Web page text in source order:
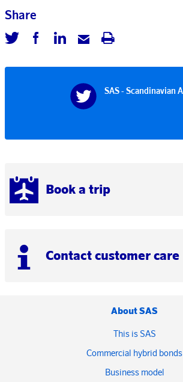
Book a trip
Contact customer care
Share
SAS - Scandinavian
About SAS
This is SAS
Commercial hybrid bonds
Business model